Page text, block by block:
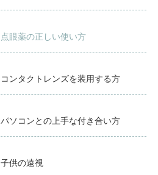
点眼薬の正しい使い方
コンタクトレンズを装用する方
パソコンとの上手な付き合い方
子供の遠視